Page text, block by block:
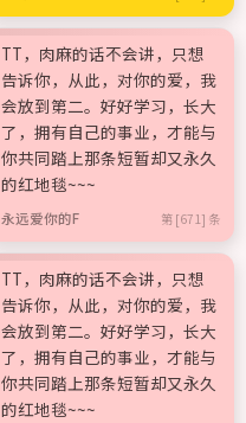
TT，肉麻的话不会讲，只想
告诉你，从此，对你的爱，我
会放到第二。好好学习，长大
了，拥有自己的事业，才能与
你共同踏上那条短暂却又永久
的红地毯~~~
永远爱你的F 第 [671] 条
TT，肉麻的话不会讲，只想
告诉你，从此，对你的爱，我
会放到第二。好好学习，长大
了，拥有自己的事业，才能与
你共同踏上那条短暂却又永久
的红地毯~~~